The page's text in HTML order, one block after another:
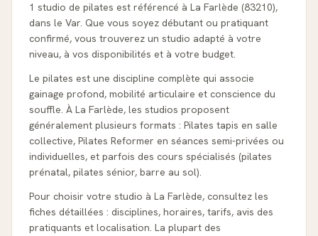
1 studio de pilates est référencé à La Farlède (83210),
dans le Var. Que vous soyez débutant ou pratiquant
confirmé, vous trouverez un studio adapté à votre
niveau, à vos disponibilités et à votre budget.
Le pilates est une discipline complète qui associe
gainage profond, mobilité articulaire et conscience du
souffle. À La Farlède, les studios proposent
généralement plusieurs formats : Pilates tapis en salle
collective, Pilates Reformer en séances semi-privées ou
individuelles, et parfois des cours spécialisés (pilates
prénatal, pilates sénior, barre au sol).
Pour choisir votre studio à La Farlède, consultez les
fiches détaillées : disciplines, horaires, tarifs, avis des
pratiquants et localisation. La plupart des